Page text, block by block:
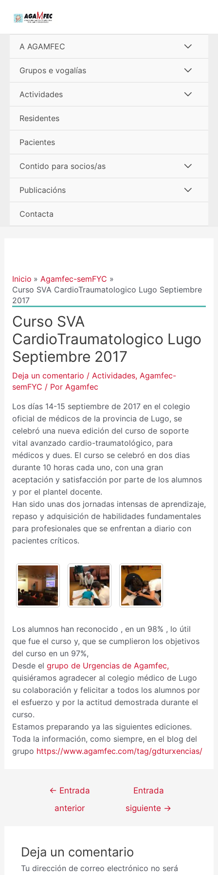
A AGAMFEC
menú
Grupos e vogalías
menú
Actividades
Residentes
Pacientes
Contido para socios/as
menú
Publicacións
Contacta
Inicio
Agamfec-semFYC
Curso SVA CardioTraumatologico Lugo Septiembre
2017
Curso SVA
CardioTraumatologico Lugo
Septiembre 2017
Deja un comentario / Actividades, Agamfec-
semFYC / Por Agamfec
Los días 14-15 septiembre de 2017 en el colegio
oficial de médicos de la provincia de Lugo, se
celebró una nueva edición del curso de soporte
vital avanzado cardio-traumatológico, para
médicos y dues. El curso se celebró en dos dias
durante 10 horas cada uno, con una gran
aceptación y satisfacción por parte de los alumnos
y por el plantel docente.
Han sido unas dos jornadas intensas de aprendizaje,
repaso y adquisición de habilidades fundamentales
para profesionales que se enfrentan a diario con
pacientes críticos.
Los alumnos han reconocido , en un 98% , lo útil
que fue el curso y, que se cumplieron los objetivos
del curso en un 97%,
Desde el grupo de Urgencias de Agamfec,
quisiéramos agradecer al colegio médico de Lugo
su colaboración y felicitar a todos los alumnos por
el esfuerzo y por la actitud demostrada durante el
curso.
Estamos preparando ya las siguientes ediciones.
Toda la información, como siempre, en el blog del
grupo https://www.agamfec.com/tag/gdturxencias/
← Entrada
anterior
Entrada
siguiente →
Deja un comentario
Tu dirección de correo electrónico no será